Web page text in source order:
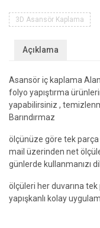
#ASN-
adet
3D Asansör Kaplama
Açıklama
Asansör iç kaplama
folyo yapıştırma
yapabilirsiniz ,
Barındırmaz
ölçünüze göre tek
mail üzerinden net
günlerde kullanmanızı
ölçüleri her duvarına
yapışkanlı kolay